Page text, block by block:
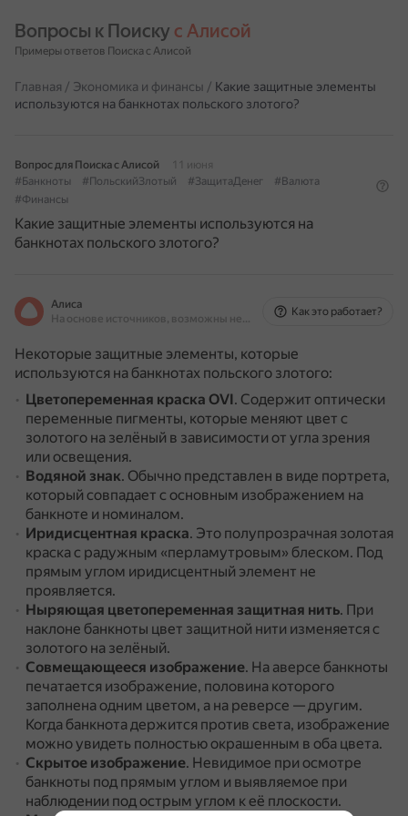
Вопросы к Поиску с Алисой
Примеры ответов Поиска с Алисой
Главная / Экономика и финансы / Какие защитные элементы
используются на банкнотах польского злотого?
Вопрос для Поиска с Алисой
11 июня
#Банкноты
#ПольскийЗлотый #ЗащитаДенег
#Валюта
#Финансы
Какие защитные элементы используются на
банкнотах польского злотого?
Алиса
На основе источников, возможны неточности
Как это работает?
Некоторые защитные элементы, которые
используются на банкнотах польского злотого:
Цветопеременная краска OVI. Содержит оптически
переменные пигменты, которые меняют цвет с
золотого на зелёный в зависимости от угла зрения
или освещения.
Водяной знак. Обычно представлен в виде портрета,
который совпадает с основным изображением на
банкноте и номиналом.
Иридисцентная краска. Это полупрозрачная золотая
краска с радужным «перламутровым» блеском. Под
прямым углом иридисцентный элемент не
проявляется.
Ныряющая цветопеременная защитная нить. При
наклоне банкноты цвет защитной нити изменяется с
золотого на зелёный.
Совмещающееся изображение. На аверсе банкноты
печатается изображение, половина которого
заполнена одним цветом, а на реверсе — другим.
Когда банкнота держится против света, изображение
можно увидеть полностью окрашенным в оба цвета.
Скрытое изображение. Невидимое при осмотре
банкноты под прямым углом и выявляемое при
наблюдении под острым углом к её плоскости.